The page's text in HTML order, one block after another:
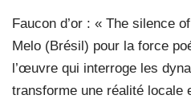
Faucon d’or : « The silence
Melo (Brésil) pour la force
l’œuvre qui interroge les
transforme une réalité locale